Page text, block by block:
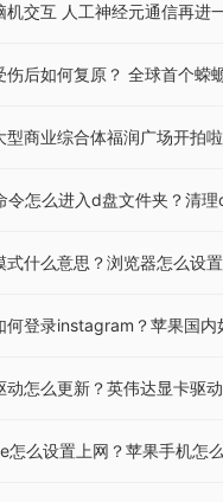
型商业综合体福润广场开拍啦